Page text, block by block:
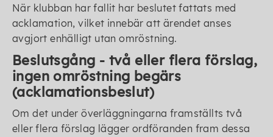
När klubban har fallit har beslutet fattats med
acklamation, vilket innebär att ärendet anses
avgjort enhälligt utan omröstning.
Beslutsgång - två eller flera förslag,
ingen omröstning begärs
(acklamationsbeslut)
Om det under överläggningarna framställts två
eller flera förslag lägger ordföranden fram dessa